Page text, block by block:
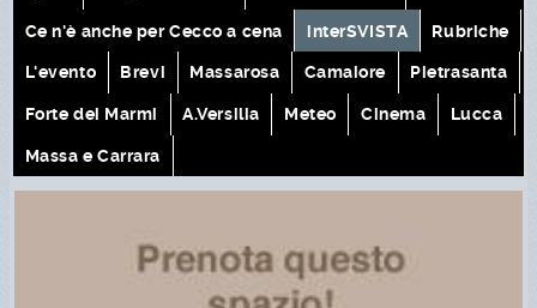
Ce n'è anche per Cecco a cena interSVISTA Rubriche
L'evento Brevi Massarosa Camaiore Pietrasanta
Forte dei Marmi A.Versilia Meteo Cinema Lucca
Massa e Carrara